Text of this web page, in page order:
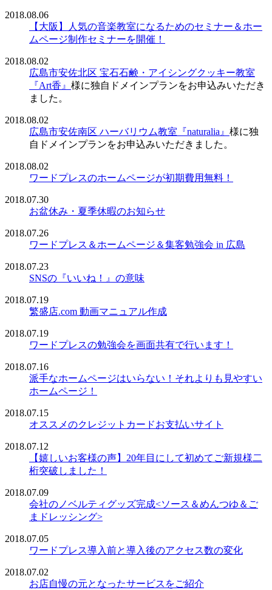
2018.08.06
【大阪】人気の音楽教室になるためのセミナー＆ホー
ムページ制作セミナーを開催！
2018.08.02
広島市安佐北区 宝石石鹸・アイシングクッキー教室
『Art香』 様に独自ドメインプランをお申込みいただき
ました。
2018.08.02
広島市安佐南区 ハーバリウム教室『naturalia』 様に独
自ドメインプランをお申込みいただきました。
2018.08.02
ワードプレスのホームページが初期費用無料！
2018.07.30
お盆休み・夏季休暇のお知らせ
2018.07.26
ワードプレス＆ホームページ＆集客勉強会 in 広島
2018.07.23
SNSの『いいね！』の意味
2018.07.19
繁盛店.com 動画マニュアル作成
2018.07.19
ワードプレスの勉強会を画面共有で行います！
2018.07.16
派手なホームページはいらない！それよりも見やすい
ホームページ！
2018.07.15
オススメのクレジットカードお支払いサイト
2018.07.12
【嬉しいお客様の声】20年目にして初めてご新規様二
桁突破しました！
2018.07.09
会社のノベルティグッズ完成<ソース＆めんつゆ＆ご
まドレッシング>
2018.07.05
ワードプレス導入前と導入後のアクセス数の変化
2018.07.02
お店自慢の元となったサービスをご紹介